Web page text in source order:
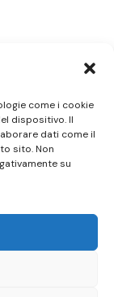
come i cookie
dispositivo. Il
dati come il
sito. Non
su